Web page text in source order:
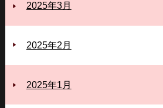
2025年3月
2025年2月
2025年1月